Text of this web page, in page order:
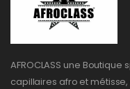
AFROCLASS une
capillaires afro et